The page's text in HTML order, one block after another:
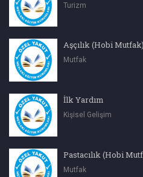
Turizm
Aşçılık (Hobi Mutfak)
Mutfak
İlk Yardım
Kişisel Gelişim
Pastacılık (Hobi
Mutfak